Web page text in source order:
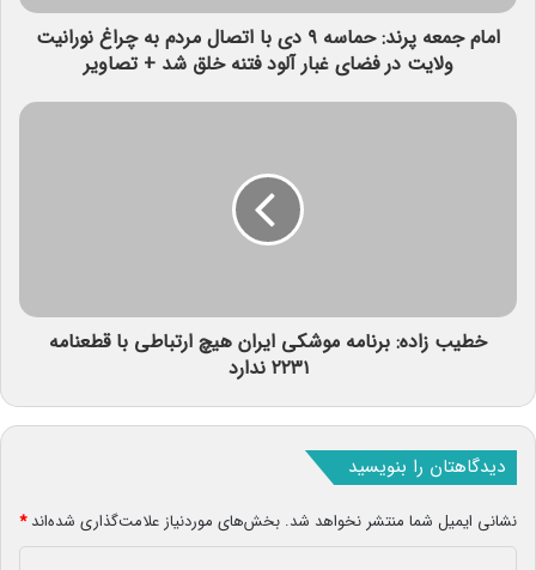
امام جمعه پرند: حماسه ۹ دی با اتصال مردم به چراغ نورانیت
ولایت در فضای غبار آلود فتنه خلق شد + تصاویر
خطیب زاده: برنامه موشکی ایران هیچ ارتباطی با قطعنامه
۲۲۳۱ ندارد
دیدگاهتان را بنویسید
نشانی ایمیل شما منتشر نخواهد شد. بخش‌های موردنیاز علامت‌گذاری شده‌اند*